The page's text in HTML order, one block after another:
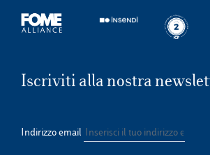
Iscriviti alla nostra
Indirizzo email